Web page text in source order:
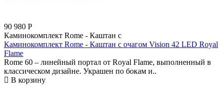
90 980 Р
Каминокомплект Rome - Каштан с
Каминокомплект Rome - Каштан с очагом Vision 42 LED Royal
Flame
Rome 60 – линейный портал от Royal Flame, выполненный в
классическом дизайне. Украшен по бокам и..
В корзину